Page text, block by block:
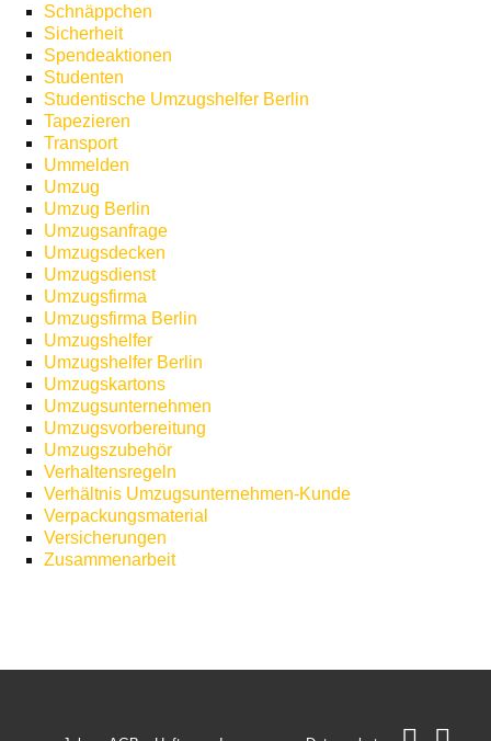
Schnäppchen
Sicherheit
Spendeaktionen
Studenten
Studentische Umzugshelfer Berlin
Tapezieren
Transport
Ummelden
Umzug
Umzug Berlin
Umzugsanfrage
Umzugsdecken
Umzugsdienst
Umzugsfirma
Umzugsfirma Berlin
Umzugshelfer
Umzugshelfer Berlin
Umzugskartons
Umzugsunternehmen
Umzugsvorbereitung
Umzugszubehör
Verhaltensregeln
Verhältnis Umzugsunternehmen-Kunde
Verpackungsmaterial
Versicherungen
Zusammenarbeit